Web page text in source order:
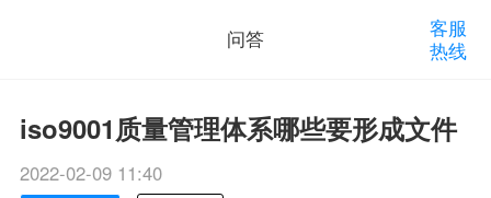
问答
客服
热线
iso9001质量管理体系哪些要形成文件
2022-02-09 11:40